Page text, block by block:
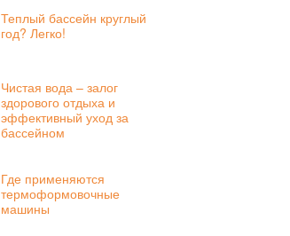
Теплый бассейн круглый
год? Легко!
Чистая вода – залог
здорового отдыха и
эффективный уход за
бассейном
Где применяются
термоформовочные
машины